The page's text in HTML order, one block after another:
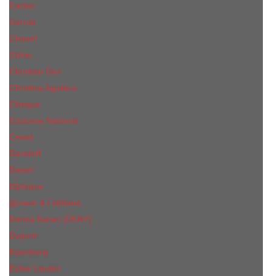
Cartier
Cerruti
Сhanеl
Chloe
Christian Dior
Christina Aguilera
Сliniquе
Costume National
Creed
Davidoff
Diesel
Diptyque
Дольче & Габбана
Donna Karan (DKNY)
Dupont
Eisenberg
Еsteе Lаudеr